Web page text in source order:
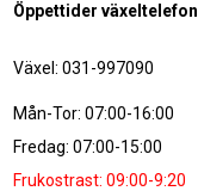
Öppettider växeltelefon
Växel: 031-997090
Mån-Tor: 07:00-16:00
Fredag: 07:00-15:00
Frukostrast: 09:00-9:20